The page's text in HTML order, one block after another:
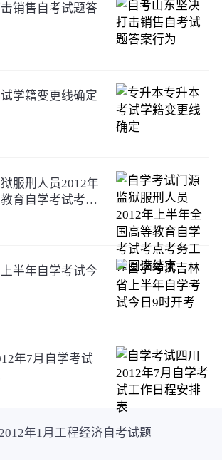
销售自考试题答
学籍变更线确定
服刑人员2012年
育自学考试考点
半年自学考试今
年7月自学考试
年1月工程经济自考试题